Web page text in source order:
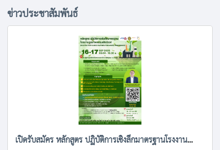
ข่าวประชาสัมพันธ์
เปิดรับสมัคร หลักสูตร ปฏิบัติการเชิงลึกมาตรฐานโรงงาน